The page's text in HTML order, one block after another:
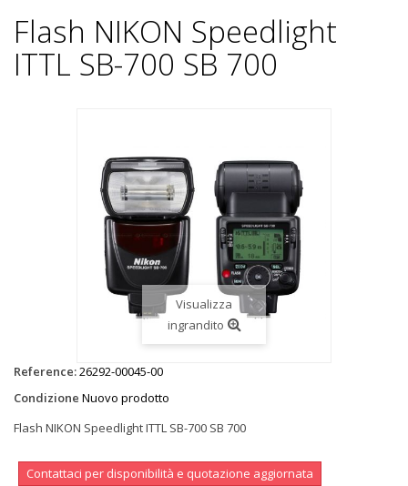
Flash NIKON Speedlight
ITTL SB-700 SB 700
Visualizza
ingrandito
Reference:26292-00045-00
Condizione Nuovo prodotto
Flash NIKON Speedlight ITTL SB-700 SB 700
Contattaci per disponibilità e quotazione aggiornata